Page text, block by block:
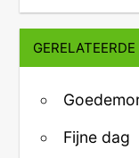
Fijne dag